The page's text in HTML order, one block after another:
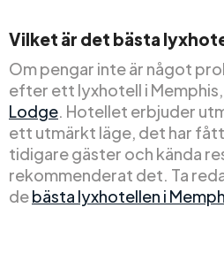
Vilket är det bästa
Om pengar inte är något
efter ett lyxhotell i Memphis,
Lodge. Hotellet erbjuder
ett utmärkt läge, det har
tidigare gäster och kända
rekommenderat det. Ta
debästa lyxhotellen i